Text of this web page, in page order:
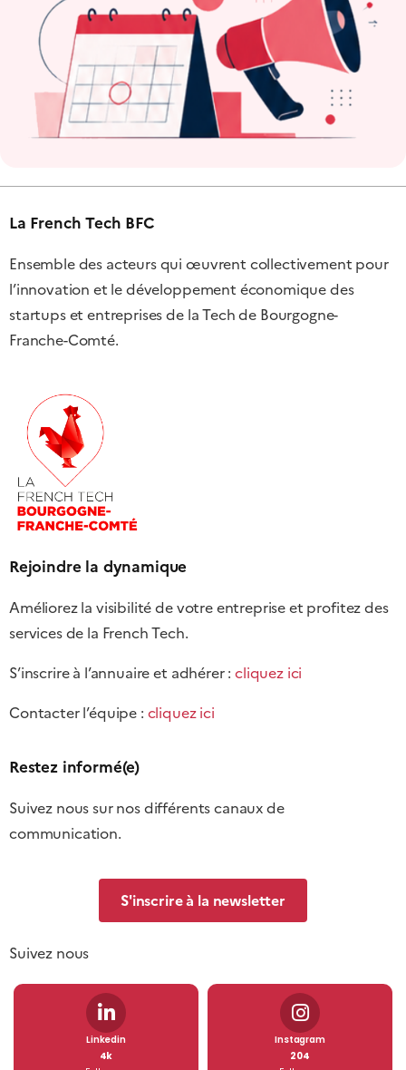
La French Tech BFC
Ensemble des acteurs qui œuvrent collectivement pour
l’innovation et le développement économique des
startups et entreprises de la Tech de Bourgogne-
Franche-Comté.
Rejoindre la dynamique
Améliorez la visibilité de votre entreprise et profitez des
services de la French Tech.
S’inscrire à l’annuaire et adhérer :cliquez ici
Contacter l’équipe : cliquez ici
Restez informé(e)
Suivez nous sur nos différents canaux de
communication.
S'inscrire à la newsletter
Suivez nous
Linkedin
4k
Instagram
204